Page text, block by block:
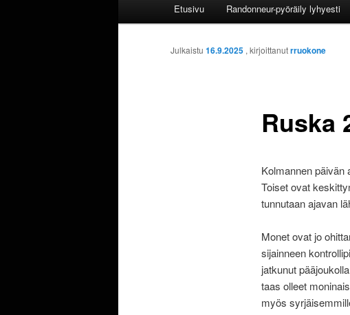
Etusivu Randonneur-pyöräily lyhyesti
Ruska
Julkaistu 16.9.2025 , kirjoittanutrruokone
Kolmannen päivän
Toiset ovat
tunnutaan ajavan
Monet ovat jo
sijainneen
jatkunut
taas olleet
myös